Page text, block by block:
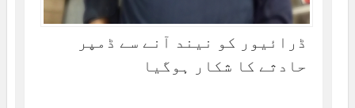
ڈرائیور کو نیند آنے سے ڈمپر
حادثے کا شکار ہوگیا